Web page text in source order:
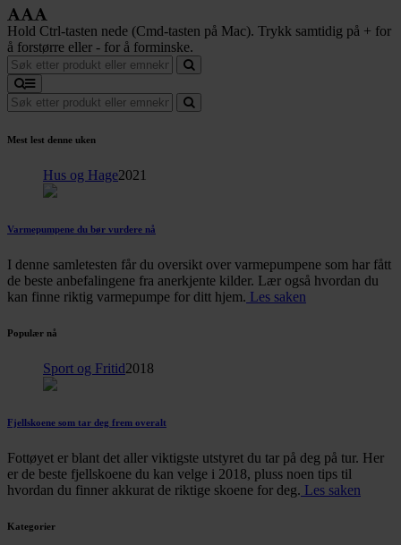
Hold Ctrl-tasten nede (Cmd-tasten på Mac). Trykk samtidig på + for
å forstørre eller - for å forminske.
Mest lest denne uken
Hus og Hage2021
Varmepumpene du bør vurdere nå
I denne samletesten får du oversikt over varmepumpene som har fått
de beste anbefalingene fra anerkjente kilder. Lær også hvordan du
kan finne riktig varmepumpe for ditt hjem. Les saken
Populær nå
Sport og Fritid2018
Fjellskoene som tar deg frem overalt
Fottøyet er blant det aller viktigste utstyret du tar på deg på tur. Her
er de beste fjellskoene du kan velge i 2018, pluss noen tips til
hvordan du finner akkurat de riktige skoene for deg. Les saken
Kategorier